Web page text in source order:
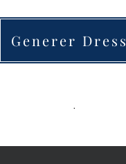
Generer Dress
.